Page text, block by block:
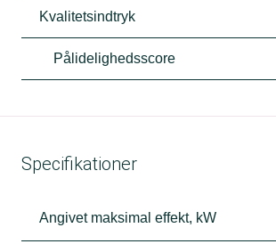
Kvalitetsindtryk
Pålidelighedsscore
Specifikationer
Angivet maksimal effekt, kW